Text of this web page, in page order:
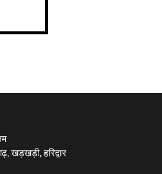
खड़खड़ी, हरिद्वार